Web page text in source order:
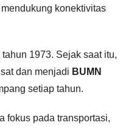
konektivitas
1973. Sejak saat itu,
dan menjadi BUMN
setiap tahun.
fokus pada transportasi,